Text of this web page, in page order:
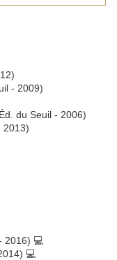
- 2009)
du Seuil - 2006)
2013)
2016) 💻
💻